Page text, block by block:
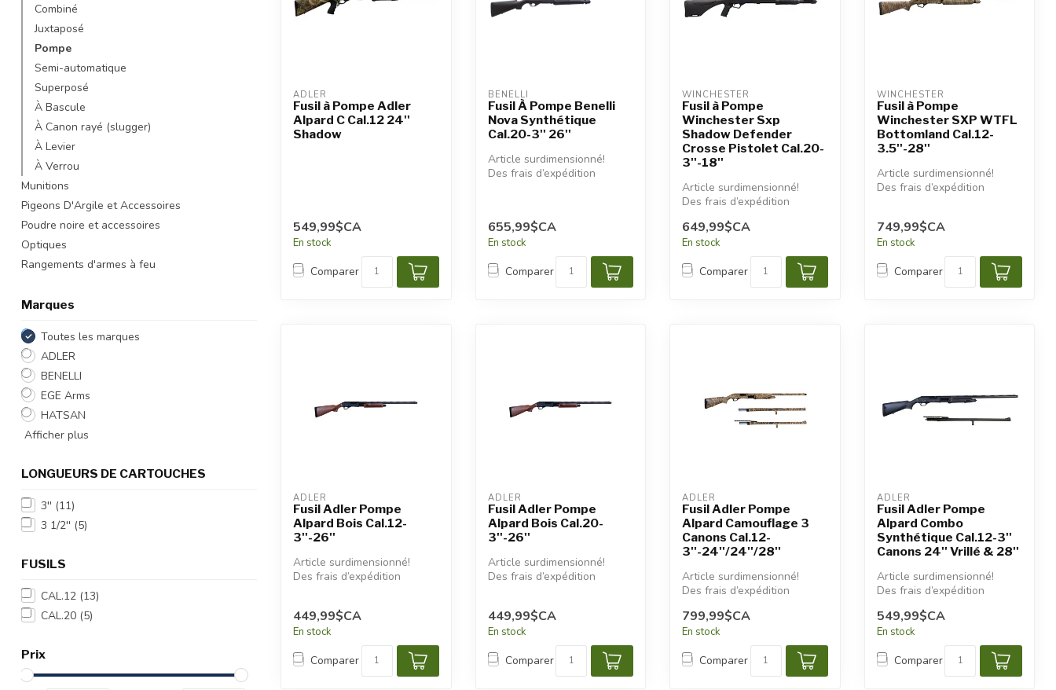
toucher
Combiné
Juxtaposé
Pompe
Semi-automatique
Superposé
À Bascule
À Canon rayé (slugger)
À Levier
À Verrou
Munitions
Pigeons D'Argile et Accessoires
Poudre noire et accessoires
Optiques
Rangements d'armes à feu
Marques
Toutes les marques
ADLER
BENELLI
EGE Arms
HATSAN
Afficher plus
LONGUEURS DE CARTOUCHES
3'' (11)
3 1/2'' (5)
FUSILS
CAL.12 (13)
CAL.20 (5)
Prix
ADLER
Fusil à Pompe Adler
Alpard C Cal.12 24''
Shadow
549,99$CA
En stock
Comparer
BENELLI
Fusil À Pompe Benelli
Nova Synthétique
Cal.20-3'' 26''
Article surdimensionné!
Des frais d’expédition
655,99$CA
En stock
Comparer
WINCHESTER
Fusil à Pompe
Winchester Sxp
Shadow Defender
Crosse Pistolet Cal.20-
3''-18''
Article surdimensionné!
Des frais d’expédition
appliqués.
649,99$CA
En stock
Comparer
WINCHESTER
Fusil à Pompe
Winchester SXP WTFL
Bottomland Cal.12-
3.5''-28''
Article surdimensionné!
Des frais d’expédition
749,99$CA
En stock
Comparer
ADLER
Fusil Adler Pompe
Alpard Bois Cal.12-
3''-26''
Article surdimensionné!
Des frais d’expédition
449,99$CA
En stock
Comparer
ADLER
Fusil Adler Pompe
Alpard Bois Cal.20-
3''-26''
Article surdimensionné!
Des frais d’expédition
449,99$CA
En stock
Comparer
ADLER
Fusil Adler Pompe
Alpard Camouflage 3
Canons Cal.12-
3''-24''/24''/28''
Article surdimensionné!
Des frais d’expédition
appliqués.
799,99$CA
En stock
Comparer
ADLER
Fusil Adler Pompe
Alpard Combo
Synthétique Cal.12-3''
Canons 24'' Vrillé & 28''
Article surdimensionné!
Des frais d’expédition
appliqués.
549,99$CA
En stock
Comparer